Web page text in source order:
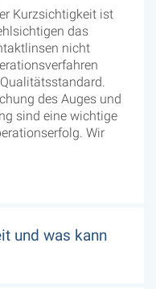
Kurzsichtigkeit ist
das
nicht
des Auges und
sind eine wichtige
Wir
und was kann